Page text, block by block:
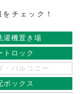
チェック！
濯機置き場
トロック
・バルコニー
ボックス